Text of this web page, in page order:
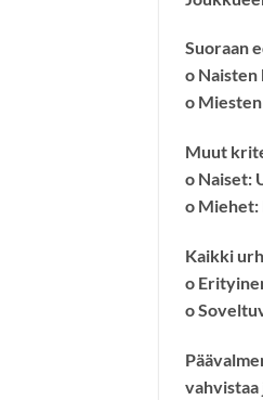
Suoraan
o Naisten
o
Muut
o Naiset:
o Miehet:
Kaikki
o
o